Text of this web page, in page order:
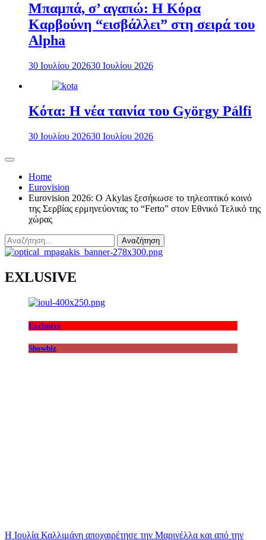
Μπαμπά, σ’ αγαπώ: Η Κόρα
Καρβούνη “εισβάλλει” στη σειρά του
Alpha
30 Ιουλίου 202630 Ιουλίου 2026
Κότα: Η νέα ταινία του György Pálfi
30 Ιουλίου 202630 Ιουλίου 2026
Home
Eurovision
Eurovision 2026: Ο Akylas ξεσήκωσε το τηλεοπτικό κοινό
της Σερβίας ερμηνεύοντας το “Ferto” στον Εθνικό Τελικό της
χώρας
Αναζήτηση
για:
EXLUSIVE
Exclusive
Showbiz
Η Ιουλία Καλλιμάνη αποχαιρέτησε την Μαρινέλλα και από την